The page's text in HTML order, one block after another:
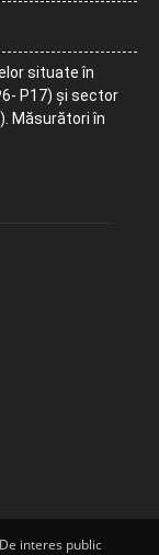
situate în
P17) și sector
Măsurători în
De interes public